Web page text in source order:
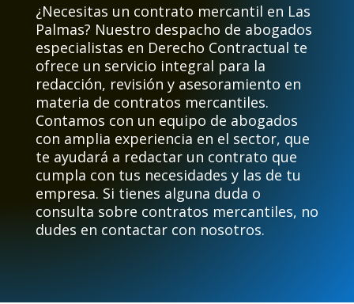
¿Necesitas un contrato mercantil en Las
Palmas? Nuestro despacho de abogados
especialistas en Derecho Contractual te
ofrece un servicio integral para la
redacción, revisión y asesoramiento en
materia de contratos mercantiles.
Contamos con un equipo de abogados
con amplia experiencia en el sector, que
te ayudará a redactar un contrato que
cumpla con tus necesidades y las de tu
empresa. Si tienes alguna duda o
consulta sobre contratos mercantiles, no
dudes en contactar con nosotros.